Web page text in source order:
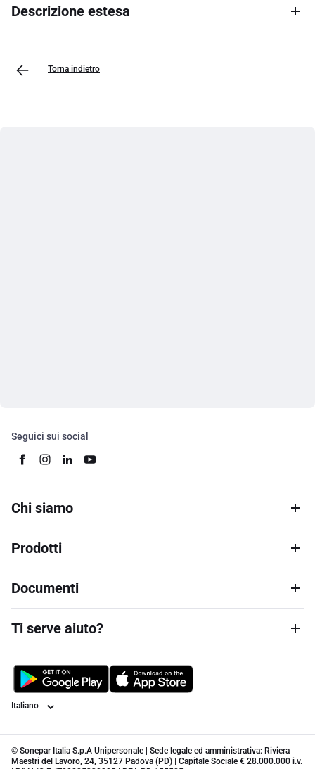
Descrizione estesa
Torna indietro
Seguici sui social
Chi siamo
Prodotti
Documenti
Ti serve aiuto?
Lingua
© Sonepar Italia S.p.A Unipersonale | Sede legale ed amministrativa: Riviera
Maestri del Lavoro, 24, 35127 Padova (PD) | Capitale Sociale € 28.000.000 i.v.